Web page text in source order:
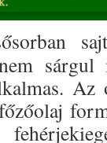
sárgul